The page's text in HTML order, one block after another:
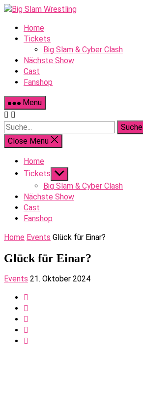
Skip
contentHome
Tickets
Big Slam & Cyber Clash
Nächste Show
Cast
Fanshop
Menu
Suche
Close Menu
Home
Tickets Show
sub
menu
Big Slam & Cyber Clash
Nächste Show
Cast
Fanshop
Home Events Glück für Einar?
Glück für Einar?
Events 21. Oktober 2024